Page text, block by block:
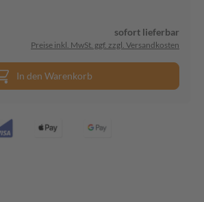
sofort lieferbar
Preise inkl. MwSt. ggf. zzgl. Versandkosten
In den Warenkorb